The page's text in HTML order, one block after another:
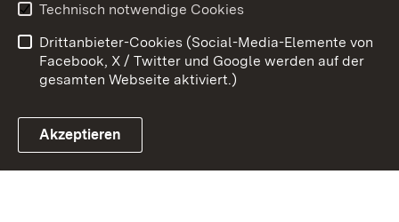
Link zum Landesportal
Datenschutz
Barrierefreiheit
Impressum
Cookies
Technisch notwendige Cookies
Drittanbieter-Cookies (Social-Media-Elemente von
Facebook, X / Twitter und Google werden auf der
gesamten Webseite aktiviert.)
Akzeptieren